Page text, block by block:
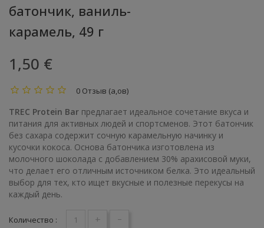
батончик, ваниль-
карамель, 49 г
1,50 €
0 Отзыв (а,ов)
TREC Protein Bar предлагает идеальное сочетание вкуса и
питания для активных людей и спортсменов. Этот батончик
без сахара содержит сочную карамельную начинку и
кусочки кокоса. Основа батончика изготовлена из
молочного шоколада с добавлением 30% арахисовой муки,
что делает его отличным источником белка. Это идеальный
выбор для тех, кто ищет вкусные и полезные перекусы на
каждый день.
Количество : + -